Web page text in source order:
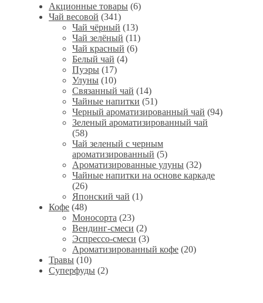
Акционные товары (6)
Чай весовой (341)
Чай чёрный (13)
Чай зелёный (11)
Чай красный (6)
Белый чай (4)
Пуэры (17)
Улуны (10)
Связанный чай (14)
Чайные напитки (51)
Черный ароматизированный чай (94)
Зеленый ароматизированный чай
(58)
Чай зеленый с черным
ароматизированный (5)
Ароматизированные улуны (32)
Чайные напитки на основе каркаде
(26)
Японский чай (1)
Кофе (48)
Моносорта (23)
Вендинг-смеси (2)
Эспрессо-смеси (3)
Ароматизированный кофе (20)
Травы (10)
Суперфуды (2)